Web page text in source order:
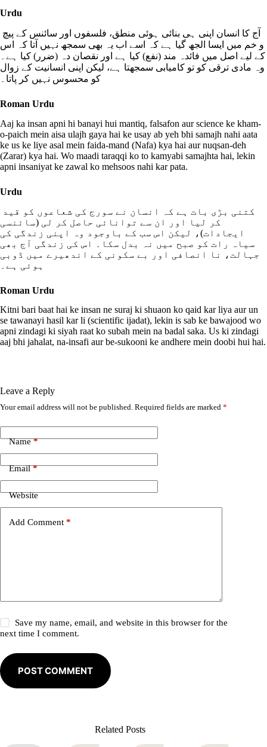
Urdu
و خم میں ایسا الجھ گیا ہے کہ اسے اب یہ بھی سمجھ نہیں آتا کہ اس
کے لیے اصل میں فائدہ مند (نفع) کیا ہے اور نقصان دہ (ضرر) کیا ہے۔
وہ مادی ترقی کو تو کامیابی سمجھتا ہے، لیکن اپنی انسانیت کے زوال
کو محسوس نہیں کر پاتا۔
Roman Urdu
Aaj ka insan apni hi banayi hui mantiq, falsafon aur science ke kham-
o-paich mein aisa ulajh gaya hai ke usay ab yeh bhi samajh nahi aata
ke us ke liye asal mein faida-mand (Nafa) kya hai aur nuqsan-deh
(Zarar) kya hai. Wo maadi taraqqi ko to kamyabi samajhta hai, lekin
apni insaniyat ke zawal ko mehsoos nahi kar pata.
Urdu
کر لیا اور ان سے توانائی حاصل کر لی (سائنسی
ایجادات)، لیکن اس سب کے باوجود وہ اپنی زندگی کی
سیاہ رات کو صبح میں نہ بدل سکا۔ اس کی زندگی آج بھی
جہالت، نا انصافی اور بے سکونی کے اندھیرے میں ڈوبی
ہوئی ہے۔
Roman Urdu
Kitni bari baat hai ke insan ne suraj ki shuaon ko qaid kar liya aur un
se tawanayi hasil kar li (scientific ijadat), lekin is sab ke bawajood wo
apni zindagi ki siyah raat ko subah mein na badal saka. Us ki zindagi
aaj bhi jahalat, na-insafi aur be-sukooni ke andhere mein doobi hui hai.
Leave a Reply
Your email address will not be published. Required fields are marked *
Name*
Email*
Website
Add Comment *
Save my name, email, and website in this browser for the
next time I comment.
POST COMMENT
A
t
e
r
t
i
v
Related Posts